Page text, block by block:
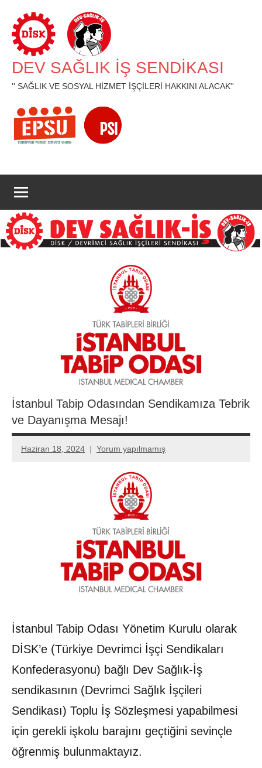
geç
DEV SAĞLIK İŞ SENDİKASI
'' SAĞLIK VE SOSYAL HİZMET İŞÇİLERİ HAKKINI ALACAK''
İstanbul Tabip Odasından Sendikamıza Tebrik
ve Dayanışma Mesajı!
Haziran 18, 2024
Aksu
Yorum yapılmamış
İstanbul Tabip Odası Yönetim Kurulu olarak
DİSK’e (Türkiye Devrimci İşçi Sendikaları
Konfederasyonu) bağlı Dev Sağlık-İş
sendikasının (Devrimci Sağlık İşçileri
Sendikası) Toplu İş Sözleşmesi yapabilmesi
için gerekli işkolu barajını geçtiğini sevinçle
öğrenmiş bulunmaktayız.